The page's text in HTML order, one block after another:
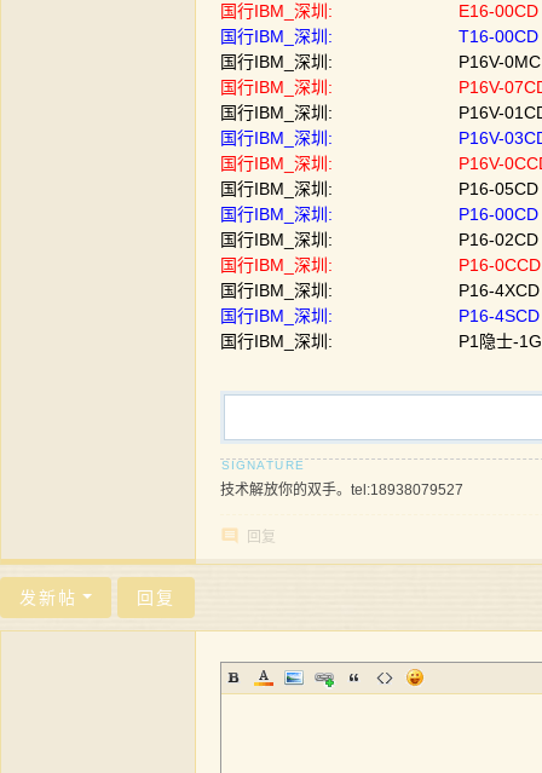
国行IBM_深圳: E16-00CD |
国行IBM_深圳: T16-00CD |
国行IBM_深圳: P16V-0MCD |
国行IBM_深圳: P16V-07CD |
国行IBM_深圳: P16V-01CD |
国行IBM_深圳: P16V-03CD |
国行IBM_深圳: P16V-0CCD |
国行IBM_深圳: P16-05CD | I7-
国行IBM_深圳: P16-00CD | I7-
国行IBM_深圳: P16-02CD | I7-
国行IBM_深圳: P16-0CCD |
国行IBM_深圳: P16-4XCD | I7-
国行IBM_深圳: P16-4SCD | I7-
国行IBM_深圳: P1隐士-1GCD
技术解放你的双手。tel:18938079527
回复
发新帖 回复